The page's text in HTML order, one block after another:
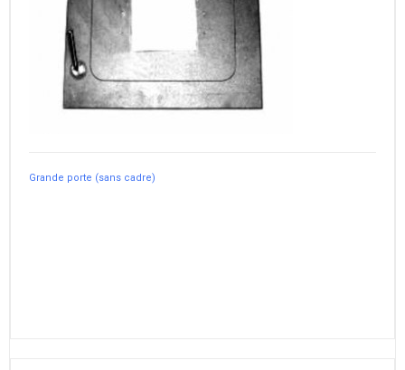
Grande porte (sans cadre)